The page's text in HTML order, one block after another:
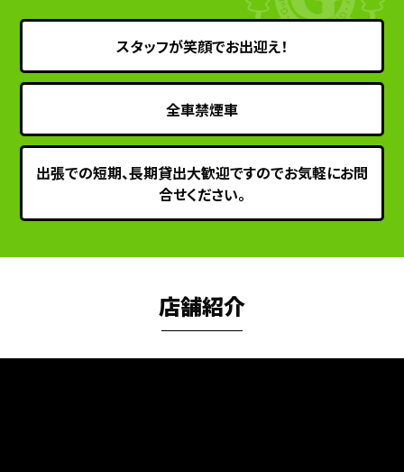
スタッフが笑顔でお出迎え！
全車禁煙車
出張での短期、長期貸出大歓迎ですのでお気軽にお問
合せください。
店舗紹介